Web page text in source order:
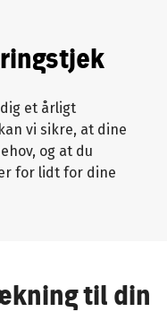
et årligt
vi sikre, at dine
og at du
for lidt for dine
til din